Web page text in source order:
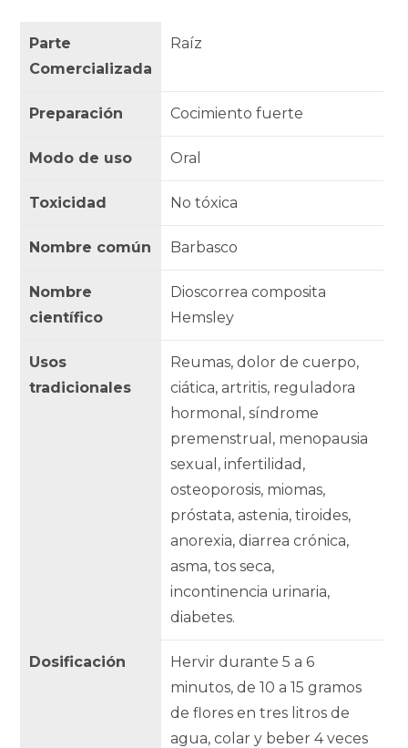
Parte
Comercializada
Raíz
Preparación Cocimiento fuerte
Modo de uso Oral
Toxicidad No tóxica
Nombre común Barbasco
Nombre
científico
Dioscorrea composita
Hemsley
Usos
tradicionales
Reumas, dolor de cuerpo,
ciática, artritis, reguladora
hormonal, síndrome
premenstrual, menopausia
sexual, infertilidad,
osteoporosis, miomas,
próstata, astenia, tiroides,
anorexia, diarrea crónica,
asma, tos seca,
incontinencia urinaria,
diabetes.
Dosificación
Hervir durante 5 a 6
minutos, de 10 a 15 gramos
de flores en tres litros de
agua, colar y beber 4 veces